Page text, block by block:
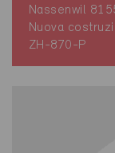
Nassenwil
Nuova
ZH-870-P